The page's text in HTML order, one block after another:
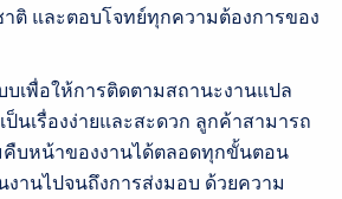
าติ และตอบโจทย์ทุกความต้องการของ
บเพื่อให้การติดตามสถานะงานแปล
ป็นเรื่องง่ายและสะดวก ลูกค้าสามารถ
บหน้าของงานได้ตลอดทุกขั้นตอน
งานไปจนถึงการส่งมอบ ด้วยความ